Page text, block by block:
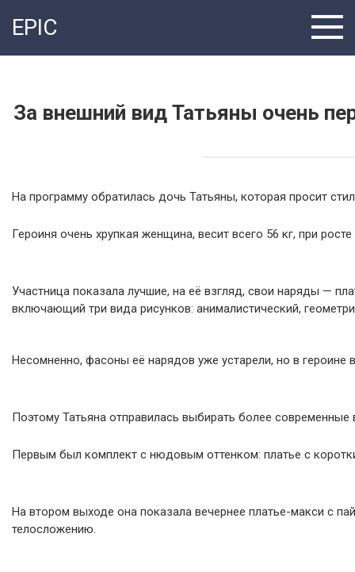
EPIC
За внешний вид Татьяны очень
На программу обратилась дочь Татьяны, которая просит
Героиня очень хрупкая женщина, весит всего 56 кг, при
Участница показала лучшие, на её взгляд, свои наряды —
включающий три вида рисунков: анималистический,
Несомненно, фасоны её нарядов уже устарели, но в героине
Поэтому Татьяна отправилась выбирать более современные
Первым был комплект с нюдовым оттенком: платье с
На втором выходе она показала вечернее платье-макси с
телосложению.